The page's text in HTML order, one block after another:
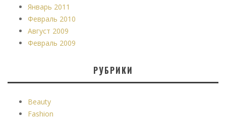
Январь 2011
Февраль 2010
Август 2009
Февраль 2009
РУБРИКИ
Beauty
Fashion